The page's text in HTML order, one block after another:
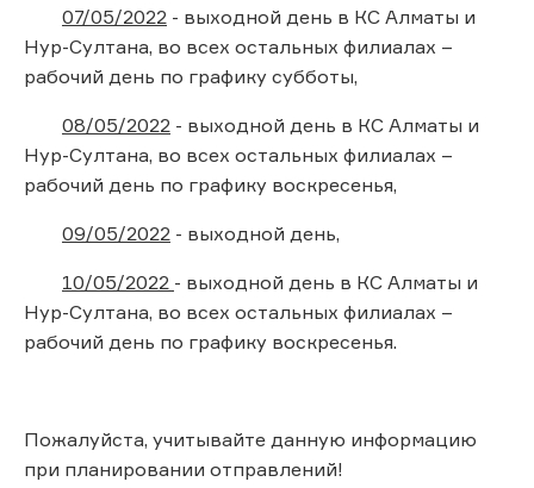
07/05/2022 - выходной день в КС Алматы и
Нур-Султана, во всех остальных филиалах –
рабочий день по графику субботы,
08/05/2022 - выходной день в КС Алматы и
Нур-Султана, во всех остальных филиалах –
рабочий день по графику воскресенья,
09/05/2022 - выходной день,
10/05/2022 - выходной день в КС Алматы и
Нур-Султана, во всех остальных филиалах –
рабочий день по графику воскресенья.
Пожалуйста, учитывайте данную информацию
при планировании отправлений!